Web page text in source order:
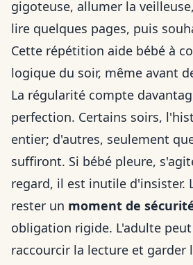
gigoteuse, allumer la
lire quelques pages, puis
Cette répétition aide bébé à
logique du soir, même avant
La régularité compte
perfection. Certains soirs,
entier; d'autres, seulement
suffiront. Si bébé pleure,
regard, il est inutile d'insister.
rester un moment de
obligation rigide. L'adulte
raccourcir la lecture et garder